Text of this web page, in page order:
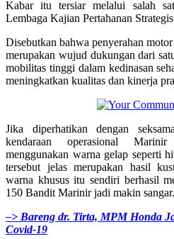
Kabar itu tersiar melalui salah
Lembaga Kajian Pertahanan
Disebutkan bahwa penyerahan
merupakan wujud dukungan dari
mobilitas tinggi dalam kedinasan
meningkatkan kualitas dan kinerja
Jika diperhatikan dengan
kendaraan operasional
menggunakan warna gelap seperti
tersebut jelas merupakan hasil
warna khusus itu sendiri berhasil
150 Bandit Marinir jadi makin sangar.
–> Bareng dr. Tirta, MPM Honda
Covid-19